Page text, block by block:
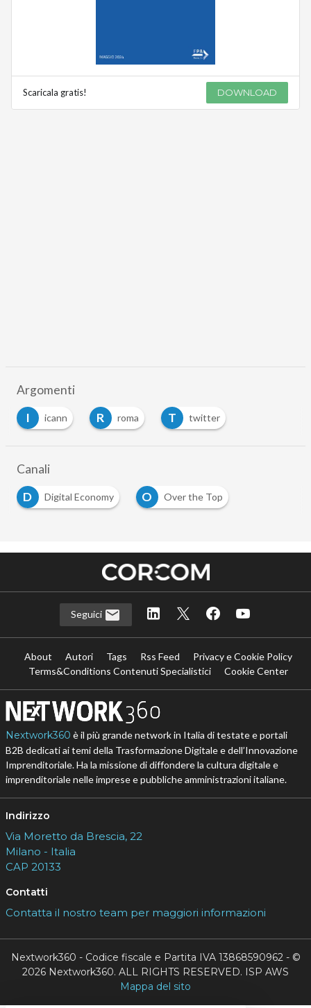
Scaricala gratis! DOWNLOAD
Argomenti
I
icann R roma T twitter
Canali
D
Digital Economy O Over the Top
Seguici
About Autori Tags Rss Feed
Privacy e Cookie Policy
Terms&Conditions Contenuti Specialistici
Cookie Center
Nextwork360 è il più grande network in Italia di testate e portali
B2B dedicati ai temi della Trasformazione Digitale e dell’Innovazione
Imprenditoriale. Ha la missione di diffondere la cultura digitale e
imprenditoriale nelle imprese e pubbliche amministrazioni italiane.
Indirizzo
Via Moretto da Brescia, 22
Milano - Italia
CAP 20133
Contatti
Contatta il nostro team per maggiori informazioni
Nextwork360 - Codice fiscale e Partita IVA 13868590962 - ©
2026 Nextwork360. ALL RIGHTS RESERVED. ISP AWS
Mappa del sito